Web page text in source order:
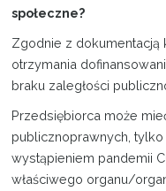
społeczne?
Zgodnie z dokumentacją
otrzymania
braku zaległości
Przedsiębiorca może
publicznoprawnych,
wystąpieniem pandemii
właściwego organu/